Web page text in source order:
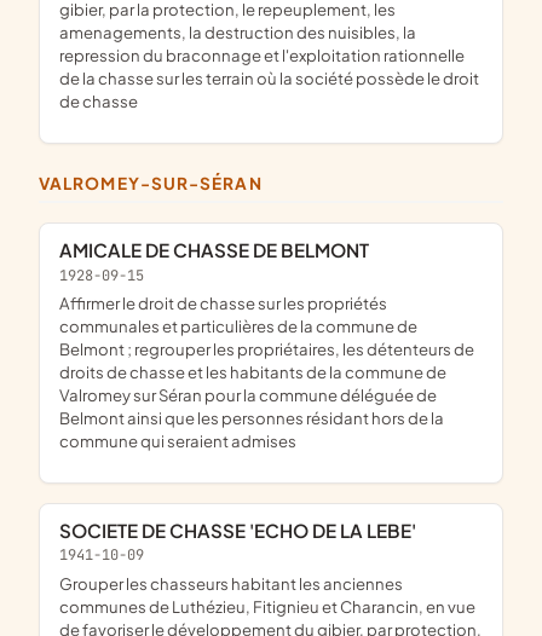
gibier, par la protection, le repeuplement, les
amenagements, la destruction des nuisibles, la
repression du braconnage et l'exploitation rationnelle
de la chasse sur les terrain où la société possède le droit
de chasse
VALROMEY-SUR-SÉRAN
AMICALE DE CHASSE DE BELMONT
1928-09-15
affirmer le droit de chasse sur les propriétés
communales et particulières de la commune de
Belmont ; regrouper les propriétaires, les détenteurs de
droits de chasse et les habitants de la commune de
Valromey sur Séran pour la commune déléguée de
Belmont ainsi que les personnes résidant hors de la
commune qui seraient admises
SOCIETE DE CHASSE 'ECHO DE LA LEBE'
1941-10-09
grouper les chasseurs habitant les anciennes
communes de Luthézieu, Fitignieu et Charancin, en vue
de favoriser le développement du gibier, par protection,